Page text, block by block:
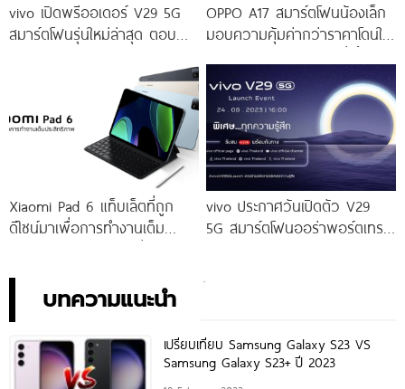
vivo เปิดพรีออเดอร์ V29 5G
สมาร์ตโฟนรุ่นใหม่ล่าสุด ตอบ
ราคาเริ่มต้นเพียง 14,999 บาท
จัดเต็มกับโปรโมชันพิเศษก่อนใคร
OPPO A17 สมาร์ตโฟนน้องเล็ก
มอบความคุ้มค่ากว่าราคาโดนใจ
ราคาใหม่เพียง 4,599 บาท
เท่านั้น!
Xiaomi Pad 6 แท็บเล็ตที่ถูก
ดีไซน์มาเพื่อการทำงานเต็ม
vivo ประกาศวันเปิดตัว V29
5G สมาร์ตโฟนออร่าพอร์ตเทร
บทความแนะนำ
เปรียบเทียบ Samsung Galaxy S23 VS
Samsung Galaxy S23+ ปี 2023